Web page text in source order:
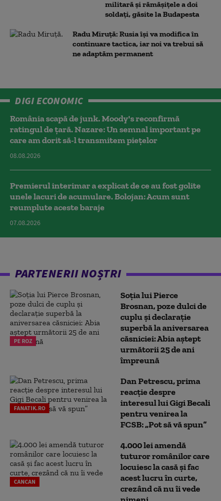
militară și rămășițele a doi
soldați, găsite la Budapesta
Radu Miruță: Rusia își va modifica în
continuare tactica, iar noi va trebui să
ne adaptăm permanent
DIGI ECONOMIC
România scapă de junk. Moody's reconfirmă
ratingul de țară. Nazare: Un semnal important pe
care am dorit să-l transmitem piețelor
08.08.2026
Premierul interimar a explicat de ce au fost golite
unele lacuri de acumulare. Bolojan: Acum sunt
reumplute aceste baraje
07.08.2026
PARTENERII NOȘTRI
PE ROZ
Soția lui Pierce
Brosnan, poze dulci de
cuplu și declarație
superbă la aniversarea
căsniciei: Abia aștept
următorii 25 de ani
împreună
FANATIK.RO
Dan Petrescu, prima
reacție despre
interesul lui Gigi Becali
pentru venirea la
FCSB: „Pot să vă spun”
CANCAN
4.000 lei amendă
tuturor românilor care
locuiesc la casă și fac
acest lucru în curte,
crezând că nu îi vede